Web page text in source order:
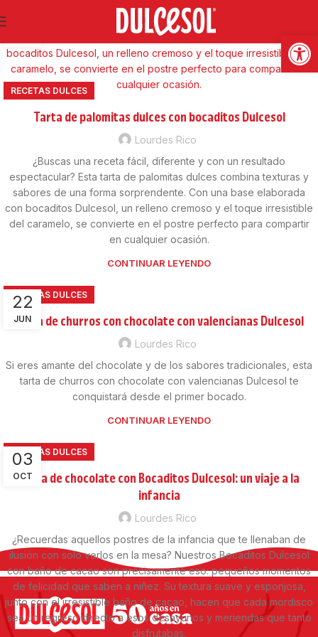
RECETAS DULCES
Tarta de palomitas dulces con bocaditos Dulcesol
Lourdes Rico
¿Buscas una receta fácil, diferente y con un resultado
espectacular? Esta tarta de palomitas dulces combina texturas y
sabores de una forma sorprendente. Con una base elaborada
con bocaditos Dulcesol, un relleno cremoso y el toque irresistible
del caramelo, se convierte en el postre perfecto para compartir
en cualquier ocasión.
CONTINUAR LEYENDO
22
JUN
RECETAS DULCES
Tarta de churros con chocolate con valencianas Dulcesol
Lourdes Rico
Si eres amante del chocolate y de los sabores tradicionales, esta
tarta de churros con chocolate con valencianas Dulcesol te
conquistará desde el primer bocado.
CONTINUAR LEYENDO
03
OCT
RECETAS DULCES
Tarta de chocolate con Bocaditos Dulcesol: un viaje a la
infancia
Lourdes Rico
¿Recuerdas aquellos postres de la infancia que te llenaban de
ilusión con solo verlos en la mesa? Nuestros Bocaditos Dulcesol
con baño de cacao son precisamente eso: pequeños momentos
de felicidad que saben a niñez. Su textura suave y esponjosa,
junto con el irresistible baño de cacao, hacen que cada mordisco
sea un regreso directo a esos desayunos y meriendas que tanto
disfrutabas.